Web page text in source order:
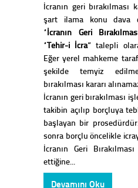
İcranın geri
şart ilama konu dava
“İcranın Geri
“Tehir-i İcra” talepli
Eğer yerel mahkeme
şekilde temyiz
bırakılması kararı
İcranın geri bırakılması
takibin açılıp borçluya
başlayan bir
sonra borçlu öncelikle
İcranın Geri
ettiğine...
Devamını Oku